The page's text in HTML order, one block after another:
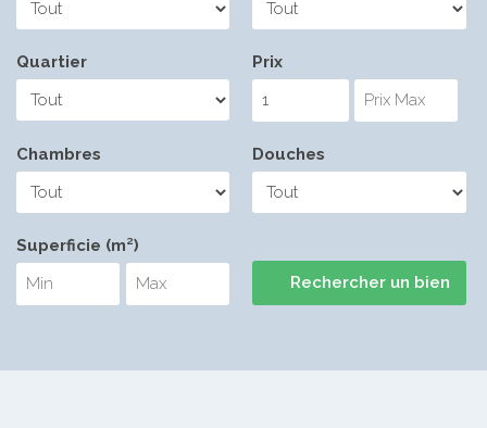
Quartier Prix
Chambres Douches
Superficie (m²)